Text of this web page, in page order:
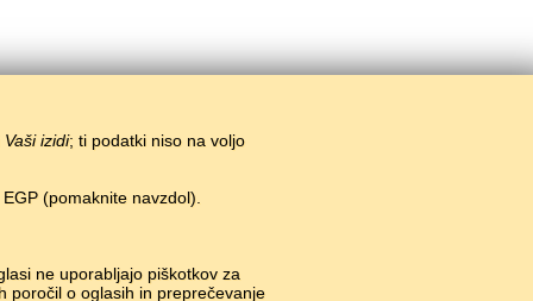
Vaši izidi; ti podatki niso na voljo
(pomaknite navzdol).
ne uporabljajo piškotkov za
poročil o oglasih in preprečevanje